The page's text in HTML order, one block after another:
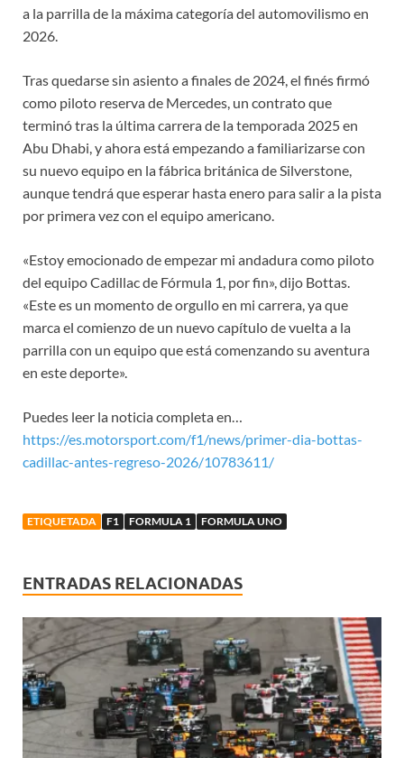
a la parrilla de la máxima categoría del automovilismo en
2026.
Tras quedarse sin asiento a finales de 2024, el finés firmó
como piloto reserva de Mercedes, un contrato que
terminó tras la última carrera de la temporada 2025 en
Abu Dhabi, y ahora está empezando a familiarizarse con
su nuevo equipo en la fábrica británica de Silverstone,
aunque tendrá que esperar hasta enero para salir a la pista
por primera vez con el equipo americano.
«Estoy emocionado de empezar mi andadura como piloto
del equipo Cadillac de Fórmula 1, por fin», dijo Bottas.
«Este es un momento de orgullo en mi carrera, ya que
marca el comienzo de un nuevo capítulo de vuelta a la
parrilla con un equipo que está comenzando su aventura
en este deporte».
Puedes leer la noticia completa en…
https://es.motorsport.com/f1/news/primer-dia-bottas-
cadillac-antes-regreso-2026/10783611/
ETIQUETADA F1 FORMULA 1 FORMULA UNO
ENTRADAS RELACIONADAS